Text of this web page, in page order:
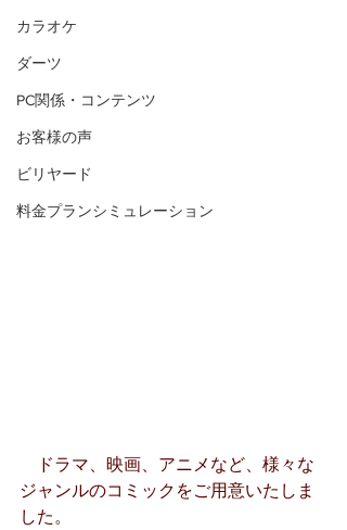
カラオケ
ダーツ
PC関係・コンテンツ
お客様の声
ビリヤード
料金プランシミュレーション
ドラマ、映画、アニメなど、様々な
ジャンルのコミックをご用意いたしま
した。